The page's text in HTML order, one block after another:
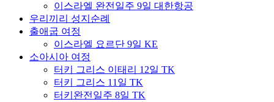
이스라엘 완전일주 9일 대한항공
우리끼리 성지순례
출애굽 여정
이스라엘 요르단 9일 KE
소아시아 여정
터키 그리스 이태리 12일 TK
터키 그리스 11일 TK
터키완전일주 8일 TK